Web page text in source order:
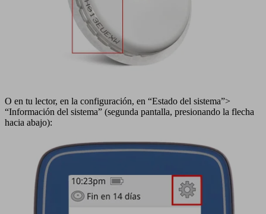
O en tu lector, en la configuración, en “Estado del sistema”>
“Información del sistema” (segunda pantalla, presionando la flecha
hacia abajo):